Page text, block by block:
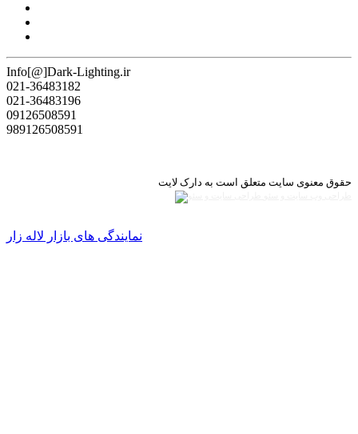
Info[@]Dark-Lighting.ir
021-36483182
021-36483196
09126508591
989126508591
حقوق معنوی سایت متعلق است به دارک لایت
نمایندگی های بازار لاله زار